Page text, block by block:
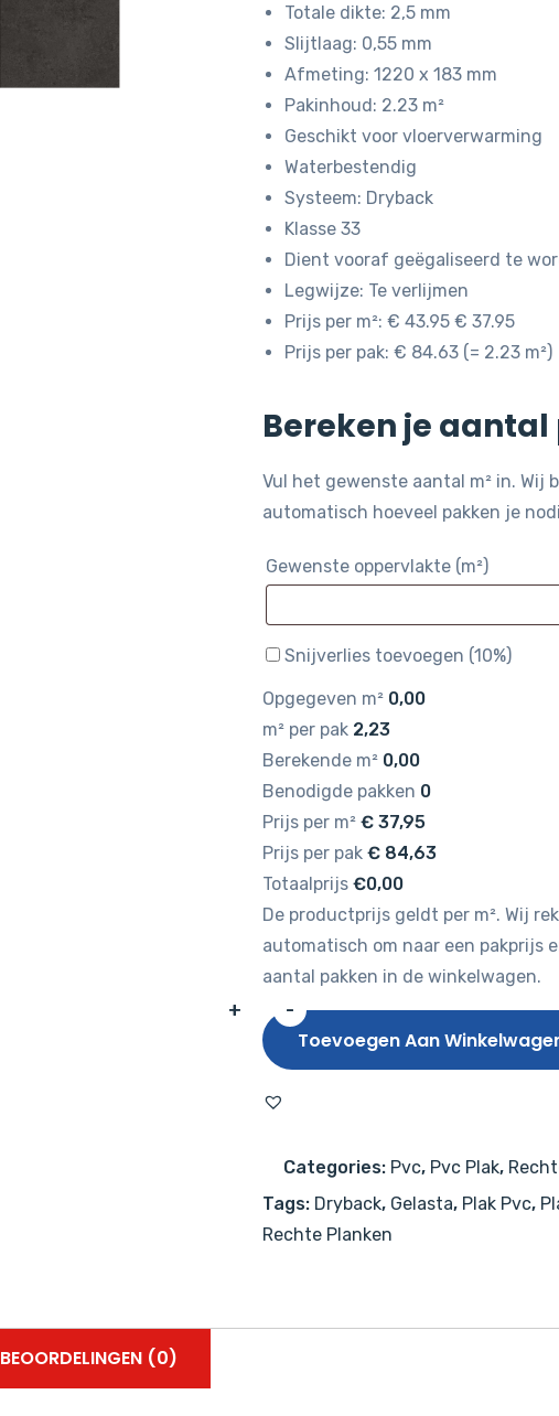
was:
€ 43,95.€ 37,95.
Totale dikte: 2,5 mm
Slijtlaag: 0,55 mm
Afmeting: 1220 x 183 mm
Pakinhoud: 2.23 m²
Geschikt voor vloerverwarming
Waterbestendig
Systeem: Dryback
Klasse 33
Dient vooraf geëgaliseerd te
Legwijze: Te verlijmen
Prijs per m²: € 43.95 € 37.95
Prijs per pak: € 84.63 (= 2.23 m²)
Bereken je
Vul het gewenste aantal m² in. Wij
automatisch hoeveel pakken je
Gewenste oppervlakte (m²)
Snijverlies toevoegen (10%)
Opgegeven m² 0,00
m² per pak 2,23
Berekende m² 0,00
Benodigde pakken 0
Prijs per m² €37,95
Prijs per pak €84,63
Totaalprijs €0,00
De productprijs geldt per m². Wij
automatisch om naar een pakprijs
aantal pakken in de winkelwagen.
-
Gelasta
Nova
(dryback)
Graphite
aantal
+
Toevoegen Aan
Categories: Pvc, Pvc Plak,
Tags: Dryback, Gelasta, Plak Pvc,
Rechte Planken
BEOORDELINGEN (0)